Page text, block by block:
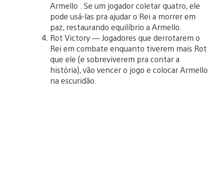
Armello . Se um jogador coletar quatro, ele
pode usá-las pra ajudar o Rei a morrer em
paz, restaurando equilíbrio a Armello.
Rot Victory — Jogadores que derrotarem o
Rei em combate enquanto tiverem mais Rot
que ele (e sobreviverem pra contar a
história), vão vencer o jogo e colocar Armello
na escuridão.